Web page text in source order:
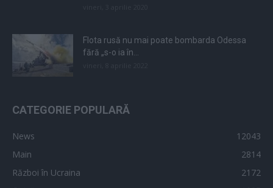
Flota rusă nu mai poate bombarda Odessa
fără „s-o ia în...
CATEGORIE POPULARĂ
News
12043
Main
2814
Război în Ucraina
2172